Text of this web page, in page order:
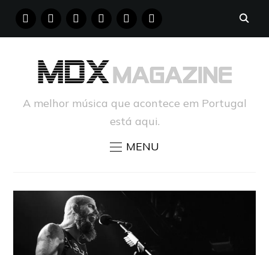
FACEBOOKINSTAGRAM
YOUTUBE PINTERESTTUMBLR
A melhor música que acontece em Portugal
está aqui.
MENU